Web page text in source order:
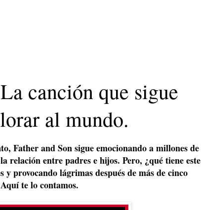
canción que sigue
al mundo.
Father and Son sigue emocionando a millones de
relación entre padres e hijos. Pero, ¿qué tiene este
y provocando lágrimas después de más de cinco
te lo contamos.